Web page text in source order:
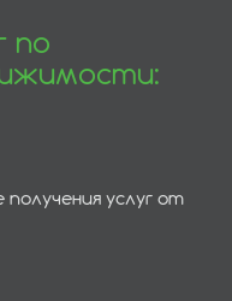
по
услуг от